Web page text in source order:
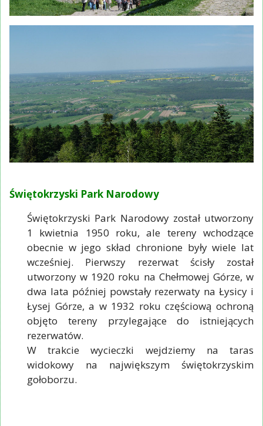
Świętokrzyski Park Narodowy
Świętokrzyski Park Narodowy został utworzony
1 kwietnia 1950 roku, ale tereny wchodzące
obecnie w jego skład chronione były wiele lat
wcześniej. Pierwszy rezerwat ścisły został
utworzony w 1920 roku na Chełmowej Górze, w
dwa lata później powstały rezerwaty na Łysicy i
Łysej Górze, a w 1932 roku częściową ochroną
objęto tereny przylegające do istniejących
rezerwatów.
W trakcie wycieczki wejdziemy na taras
widokowy na największym świętokrzyskim
gołoborzu.